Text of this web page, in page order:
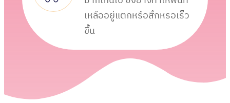
เหลืออยู่แตกหรือสึกหรอเร็ว
ขึ้น